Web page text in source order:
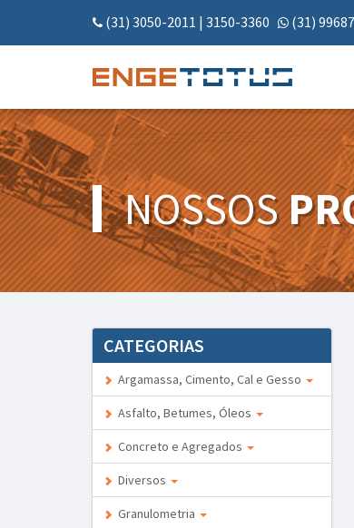
(31) 3050-2011 | 3150-3360 (31)
NOSSOS
CATEGORIAS
Argamassa, Cimento, Cal e Gesso
Asfalto, Betumes, Óleos
Concreto e Agregados
Diversos
Granulometria